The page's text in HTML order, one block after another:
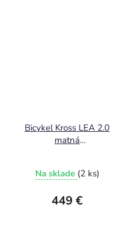
Bicykel Kross LEA 2.0
matná
Na sklade (2 ks)
449 €